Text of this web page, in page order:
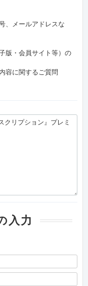
、メールアドレスな
版・会員サイト等）の
容に関するご質問
入力